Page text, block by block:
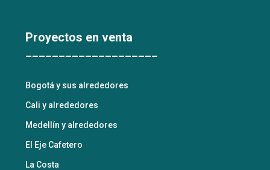
Proyectos en venta
____________________
Bogotá y sus alrededores
Cali y alrededores
Medellín y alrededores
El Eje Cafetero
La Costa